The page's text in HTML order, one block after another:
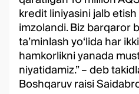
kredit liniyasini jalb
imzolandi. Biz barqaror
ta’minlash yo‘lida har
hamkorlikni yanada
niyatidamiz.” – deb
Boshqaruv raisi